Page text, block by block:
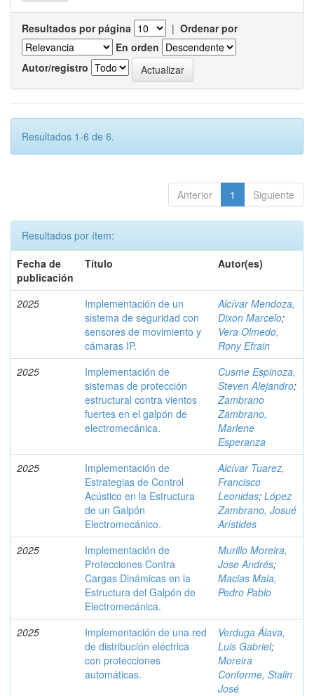
Resultados por página | Ordenar por
En orden
Autor/registro
Resultados 1-6 de 6.
Anterior 1 Siguiente
Resultados por ítem:
Fecha de
publicación
Título Autor(es)
2025
Implementación de un
sistema de seguridad con
sensores de movimiento y
cámaras IP.
Alcívar Mendoza,
Dixon Marcelo;
Vera Olmedo,
Rony Efrain
2025
Implementación de
sistemas de protección
estructural contra vientos
fuertes en el galpón de
electromecánica.
Cusme Espinoza,
Steven Alejandro;
Zambrano
Zambrano,
Marlene
Esperanza
2025
Implementación de
Estrategias de Control
Acústico en la Estructura
de un Galpón
Electromecánico.
Alcívar Tuarez,
Francisco
Leonidas; López
Zambrano, Josué
Arístides
2025
Implementación de
Protecciones Contra
Cargas Dinámicas en la
Estructura del Galpón de
Electromecánica.
Murillo Moreira,
Jose Andrés;
Macias Mala,
Pedro Pablo
2025
Implementación de una red
de distribución eléctrica
con protecciones
automáticas.
Verduga Álava,
Luis Gabriel;
Moreira
Conforme, Stalin
José